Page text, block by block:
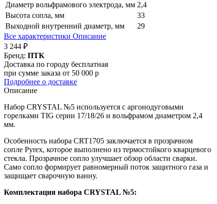
Диаметр вольфрамового электрода, мм 2,4
Высота сопла, мм
33
Выходной внутренний диаметр, мм
29
Все характеристики Описание
3 244 ₽
Бренд: ПТК
Доставка по городу бесплатная
при сумме заказа от 50 000 р
Подробнее о доставке
Описание
Набор CRYSTAL №5 используется с аргонодуговыми
горелками TIG серии 17/18/26 и вольфрамом диаметром 2,4
мм.
Особенность набора CRT1705 заключается в прозрачном
сопле Pyrex, которое выполнено из термостойкого кварцевого
стекла. Прозрачное сопло улучшает обзор области сварки.
Само сопло формирует равномерный поток защитного газа и
защищает сварочную ванну.
Комплектация набора CRYSTAL №5: